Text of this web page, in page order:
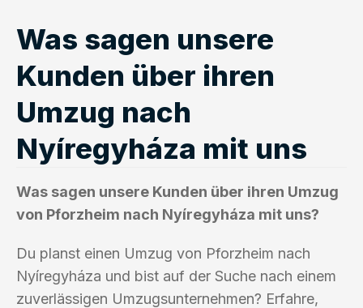
Was sagen unsere
Kunden über ihren
Umzug nach
Nyíregyháza mit uns
Was sagen unsere Kunden über ihren Umzug
von Pforzheim nach Nyíregyháza mit uns?
Du planst einen Umzug von Pforzheim nach
Nyíregyháza und bist auf der Suche nach einem
zuverlässigen Umzugsunternehmen? Erfahre,